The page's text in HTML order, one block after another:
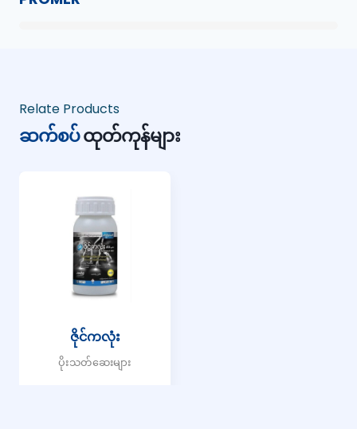
Relate Products
ဆက်စပ်ထုတ်ကုန်များ
ဇိုင်ကလုံး
ပိုးသတ်ဆေးများ